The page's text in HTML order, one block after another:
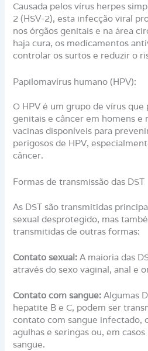
Causada pelos vírus herpes
2 (HSV-2), esta infecção viral
nos órgãos genitais e na área
haja cura, os medicamentos
controlar os surtos e reduzir o
Papilomavírus humano (HPV):
O HPV é um grupo de vírus
genitais e câncer em homens e
vacinas disponíveis para
perigosos de HPV,
câncer.
Formas de transmissão das DST
As DST são transmitidas
sexual desprotegido, mas
transmitidas de outras formas:
Contato sexual: A maioria das
através do sexo vaginal, anal e
Contato com sangue: Algumas
hepatite B e C, podem ser
contato com sangue infectado,
agulhas e seringas ou, em
sangue.